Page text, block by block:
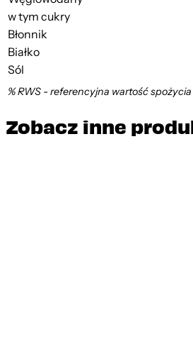
w tym cukry
Błonnik
Białko
Sól
% RWS - referencyjna wartość
Zobacz inne